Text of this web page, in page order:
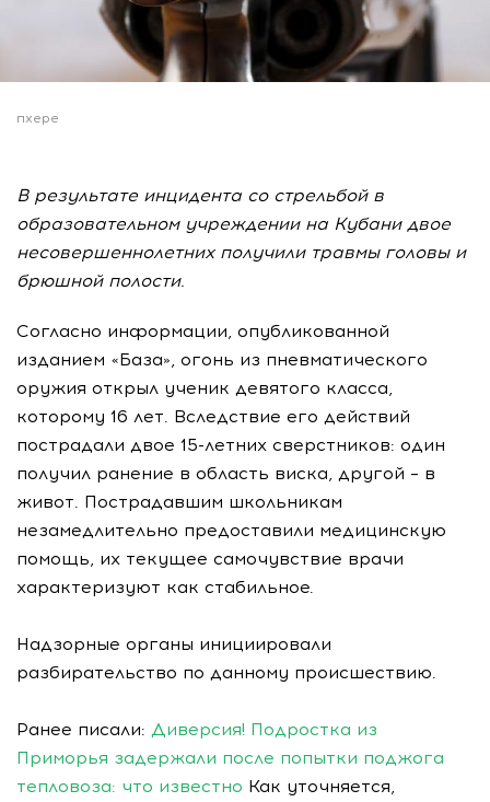
пхере
В результате инцидента со стрельбой в
образовательном учреждении на Кубани двое
несовершеннолетних получили травмы головы и
брюшной полости.
Согласно информации, опубликованной
изданием «База», огонь из пневматического
оружия открыл ученик девятого класса,
которому 16 лет. Вследствие его действий
пострадали двое 15-летних сверстников: один
получил ранение в область виска, другой – в
живот. Пострадавшим школьникам
незамедлительно предоставили медицинскую
помощь, их текущее самочувствие врачи
характеризуют как стабильное.
Надзорные органы инициировали
разбирательство по данному происшествию.
Ранее писали: Диверсия! Подростка из
Приморья задержали после попытки поджога
тепловоза: что известно Как уточняется,